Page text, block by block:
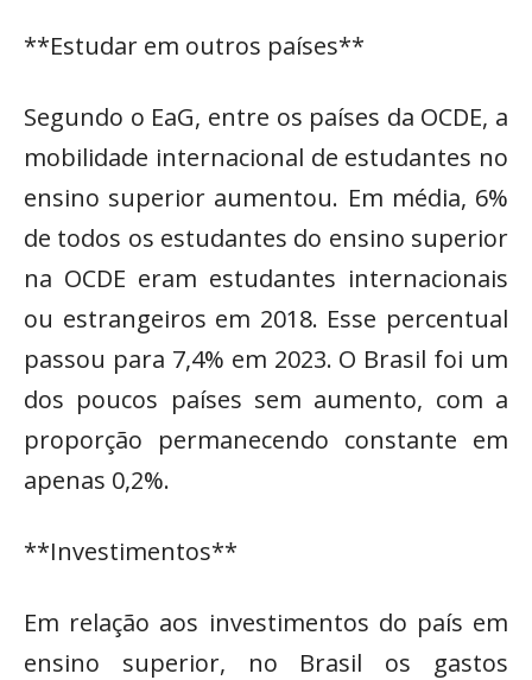
**Estudar em outros países**
Segundo o EaG, entre os países da OCDE, a
mobilidade internacional de estudantes no
ensino superior aumentou. Em média, 6%
de todos os estudantes do ensino superior
na OCDE eram estudantes internacionais
ou estrangeiros em 2018. Esse percentual
passou para 7,4% em 2023. O Brasil foi um
dos poucos países sem aumento, com a
proporção permanecendo constante em
apenas 0,2%.
**Investimentos**
Em relação aos investimentos do país em
ensino superior, no Brasil os gastos